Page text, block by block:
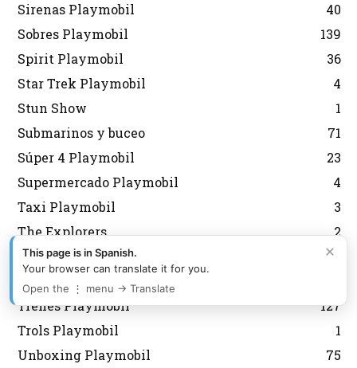
Sirenas Playmobil
40
Sobres Playmobil
139
Spirit Playmobil
36
Star Trek Playmobil
4
Stun Show
1
Submarinos y buceo
71
Súper 4 Playmobil
23
Supermercado Playmobil
4
Taxi Playmobil
3
The Explorers
2
Tiendas Playmobil
22
Tractores Playmobil
Trenes Playmobil
127
Trols Playmobil
1
Unboxing Playmobil
75
×
This page is in Spanish.
Your browser can translate it for you.
Open the ⋮ menu → Translate